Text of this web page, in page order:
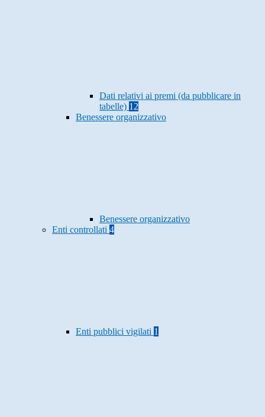
Dati relativi ai premi (da pubblicare in
tabelle) 12
Benessere organizzativo
Benessere organizzativo
Enti controllati 4
Enti pubblici vigilati 1